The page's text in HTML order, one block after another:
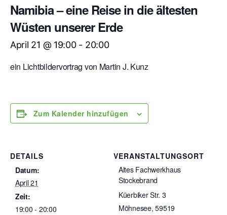
Namibia – eine Reise in die ältesten
Wüsten unserer Erde
April 21 @ 19:00- 20:00
ein Lichtbildervortrag von Martin J. Kunz
Zum Kalender hinzufügen
DETAILS
Datum:
April 21
Zeit:
19:00 - 20:00
VERANSTALTUNGSORT
Altes Fachwerkhaus
Stockebrand
Küerbiker Str. 3
Möhnesee, 59519